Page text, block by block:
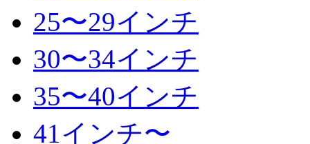
25〜29インチ
30〜34インチ
35〜40インチ
41インチ〜